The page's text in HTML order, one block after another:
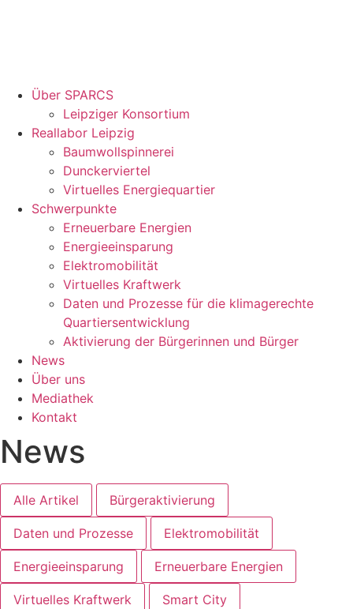
Über SPARCS
Leipziger Konsortium
Reallabor Leipzig
Baumwollspinnerei
Dunckerviertel
Virtuelles Energiequartier
Schwerpunkte
Erneuerbare Energien
Energieeinsparung
Elektromobilität
Virtuelles Kraftwerk
Daten und Prozesse für die klimagerechte
Quartiersentwicklung
Aktivierung der Bürgerinnen und Bürger
News
Über uns
Mediathek
Kontakt
News
Alle Artikel Bürgeraktivierung
Daten und Prozesse Elektromobilität
Energieeinsparung Erneuerbare Energien
Virtuelles Kraftwerk Smart City